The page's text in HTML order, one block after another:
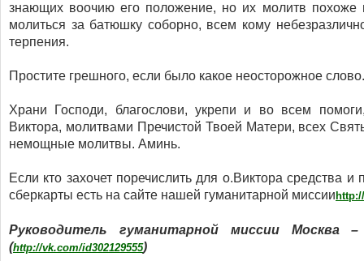
знающих воочию его положение, но их молитв похоже
молиться за батюшку соборно, всем кому
терпения.
Простите грешного, если было какое неосторожное слово.
Храни Господи, благослови, укрепи и во всем
Виктора, молитвами Пречистой Твоей Матери, всех
немощные молитвы. Аминь.
Если кто захочет поречислить для о.Виктора средства
сберкарты есть на сайте нашей гуманитарной миссии
Руководитель гуманитарной миссии Москва –
(http://vk.com/id302129555)